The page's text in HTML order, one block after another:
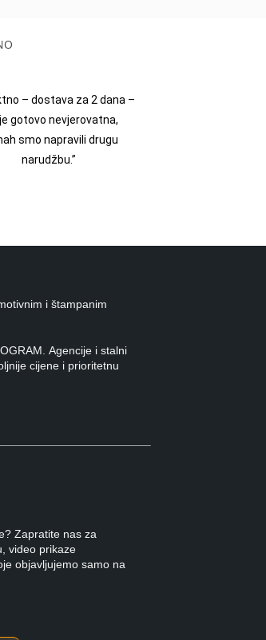
– dostava za 2 dana –
gotovo nevjerovatna,
smo napravili drugu
narudžbu.”
i štampanim
Agencije i stalni
cijene i prioritetnu
Zapratite nas za
video prikaze
objavljujemo samo na